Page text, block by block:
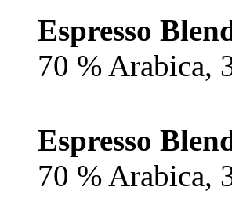
Espresso
70 % Arabica,
Espresso
70 % Arabica,